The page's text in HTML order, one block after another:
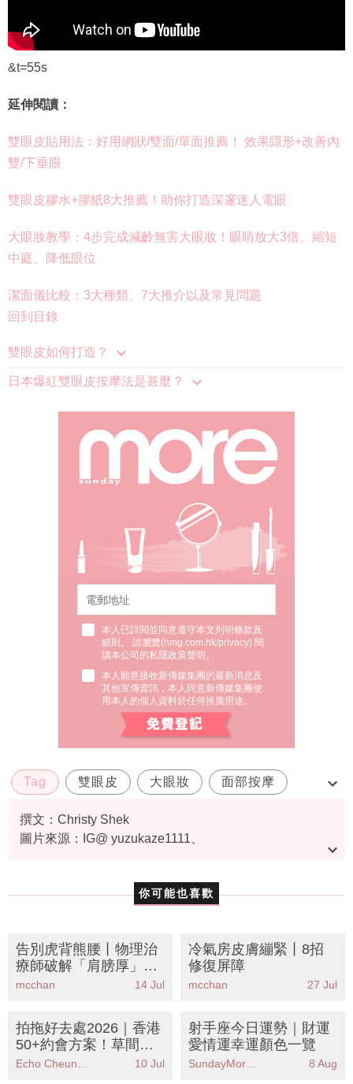
&t=55s
延伸閱讀：
雙眼皮貼用法：好用網狀/雙面/單面推薦！ 效果隱形+改善內
雙/下垂眼
雙眼皮膠水+膠紙8大推薦！助你打造深邃迷人電眼
大眼妝教學：4步完成減齡無害大眼妝！眼睛放大3倍、縮短
中庭、降低眼位
潔面儀比較：3大種類、7大推介以及常見問題
回到目錄
雙眼皮如何打造？
日本爆紅雙眼皮按摩法是甚麼？
本人已詳閱並同意遵守本文列明條款及
細則。 請瀏覽(nmg.com.hk/privacy) 閱
讀本公司的私隱政策聲明。
本人願意接收新傳媒集團的最新消息及
其他宣傳資訊，本人同意新傳媒集團使
用本人的個人資料於任何推廣用途。
Tag 雙眼皮 大眼妝 面部按摩
卧蠶
撰文：Christy Shek
圖片來源：IG@ yuzukaze1111、
你可能也喜歡
告別虎背熊腰丨物理治
療師破解「肩膀厚」元
兇！親授5招懶人拉伸
mcchan 14 Jul
冷氣房皮膚繃緊丨8招
修復屏障
mcchan 27 Jul
拍拖好去處2026｜香港
50+約會方案！草間彌
生《南瓜》展、奇華甜
10 Jul
射手座今日運勢｜財運
愛情運幸運顏色一覽
8 Aug